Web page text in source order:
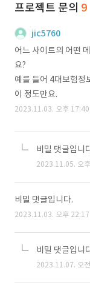
프로젝트 문의 9
jic5760
어느 사이트의 어떤
요?
예를 들어 4대보험정
이 정도만요.
2023.11.03. 오후 17:40
비밀 댓글입니
2023.11.05. 오
비밀 댓글입니다.
2023.11.03. 오후 22:17
비밀 댓글입니
2023.11.07. 오